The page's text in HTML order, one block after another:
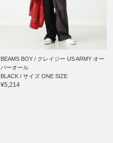
BEAMS BOY / クレイジー US ARMY オー
バーオール
BLACK / サイズ ONE SIZE
¥5,214